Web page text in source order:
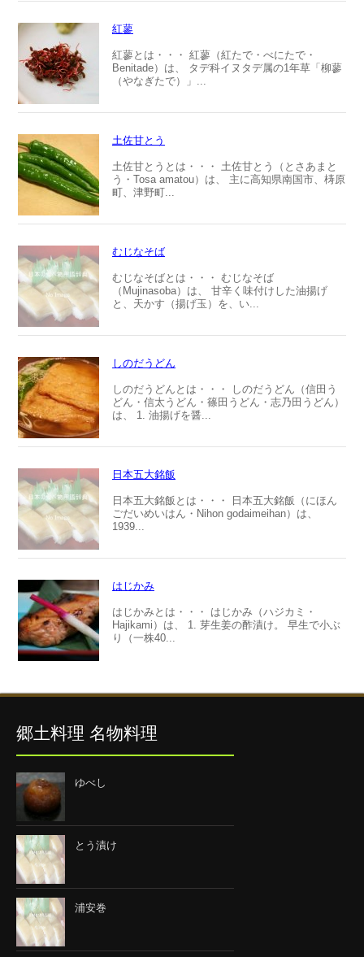
紅蓼
紅蓼とは・・・ 紅蓼（紅たで・べにたで・
Benitade）は、 タデ科イヌタデ属の1年草「柳蓼
（やなぎたで）」...
土佐甘とう
土佐甘とうとは・・・ 土佐甘とう（とさあまと
う・Tosa amatou）は、 主に高知県南国市、梼原
町、津野町...
むじなそば
むじなそばとは・・・ むじなそば
（Mujinasoba）は、 甘辛く味付けした油揚げ
と、天かす（揚げ玉）を、い...
しのだうどん
しのだうどんとは・・・ しのだうどん（信田う
どん・信太うどん・篠田うどん・志乃田うどん）
は、 1. 油揚げを醤...
日本五大銘飯
日本五大銘飯とは・・・ 日本五大銘飯（にほん
ごだいめいはん・Nihon godaimeihan）は、
1939...
はじかみ
はじかみとは・・・ はじかみ（ハジカミ・
Hajikami）は、 1. 芽生姜の酢漬け。 早生で小ぶ
り（一株40...
郷土料理 名物料理
ゆべし
とう漬け
浦安巻